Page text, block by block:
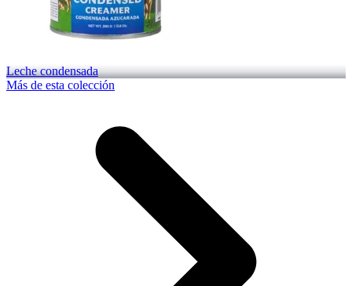
Leche condensada
Más de esta colección